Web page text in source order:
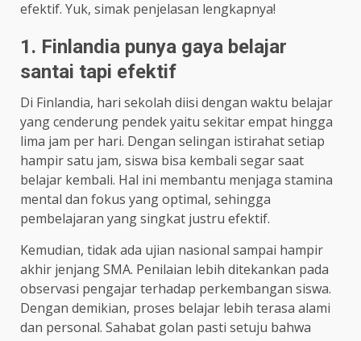
efektif. Yuk, simak penjelasan lengkapnya!
1. Finlandia punya gaya belajar
santai tapi efektif
Di Finlandia, hari sekolah diisi dengan waktu belajar
yang cenderung pendek yaitu sekitar empat hingga
lima jam per hari. Dengan selingan istirahat setiap
hampir satu jam, siswa bisa kembali segar saat
belajar kembali. Hal ini membantu menjaga stamina
mental dan fokus yang optimal, sehingga
pembelajaran yang singkat justru efektif.
Kemudian, tidak ada ujian nasional sampai hampir
akhir jenjang SMA. Penilaian lebih ditekankan pada
observasi pengajar terhadap perkembangan siswa.
Dengan demikian, proses belajar lebih terasa alami
dan personal. Sahabat golan pasti setuju bahwa